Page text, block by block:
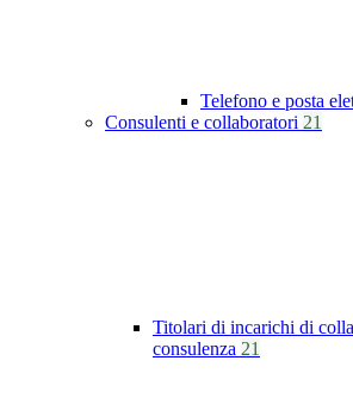
Telefono e posta
Consulenti e collaboratori 21
Titolari di incarichi di
consulenza 21